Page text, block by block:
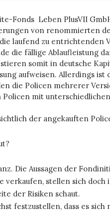
Fonds Leben PlusVII
von renommierten
laufend zu entrichtenden
die fällige Ablaufleistung
somit in deutsche
aufweisen. Allerdings ist
die Policen mehrerer
Policen mit
der angekauften
Die Aussagen der
verkaufen, stellen sich
der Risiken schaut.
festzustellen, dass es